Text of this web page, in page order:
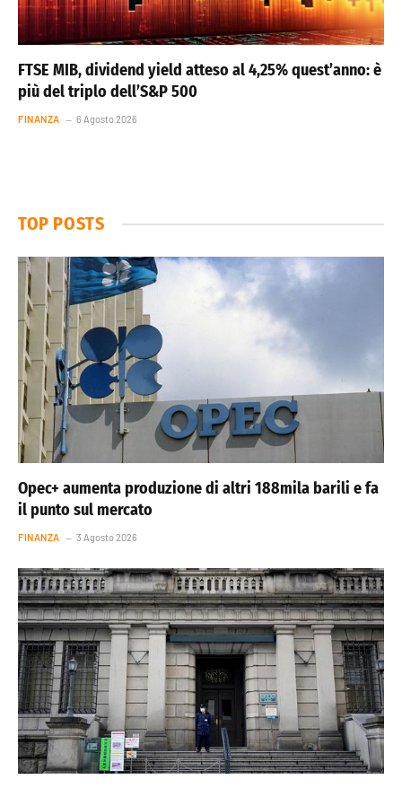
FTSE MIB, dividend yield atteso al 4,25% quest’anno: è
più del triplo dell’S&P 500
FINANZA 6 Agosto 2026
TOP POSTS
Opec+ aumenta produzione di altri 188mila barili e fa
il punto sul mercato
FINANZA 3 Agosto 2026